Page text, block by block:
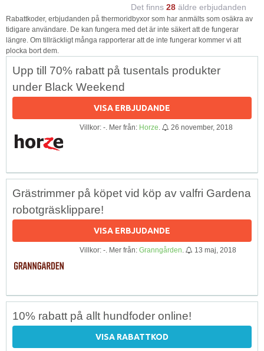
Det finns 28 äldre erbjudanden
Rabattkoder, erbjudanden på thermoridbyxor som har anmälts som osäkra av
tidigare användare. De kan fungera med det är inte säkert att de fungerar
längre. Om tillräckligt många rapporterar att de inte fungerar kommer vi att
plocka bort dem.
Upp till 70% rabatt på tusentals produkter
under Black Weekend
VISA ERBJUDANDE
Villkor: -. Mer från: Horze 26 november, 2018
Grästrimmer på köpet vid köp av valfri Gardena
robotgräsklippare!
VISA ERBJUDANDE
Villkor: -. Mer från: Granngården 13 maj, 2018
10% rabatt på allt hundfoder online!
VISA RABATTKOD